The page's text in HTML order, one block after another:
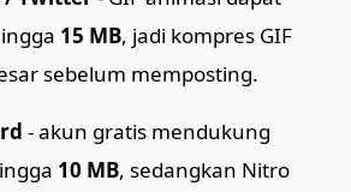
15 MB, jadi kompres GIF
sebelum memposting.
- akun gratis mendukung
10 MB, sedangkan Nitro